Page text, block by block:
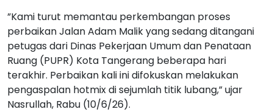
”Kami turut memantau perkembangan proses
perbaikan Jalan Adam Malik yang sedang ditangani
petugas dari Dinas Pekerjaan Umum dan Penataan
Ruang (PUPR) Kota Tangerang beberapa hari
terakhir. Perbaikan kali ini difokuskan melakukan
pengaspalan hotmix di sejumlah titik lubang,” ujar
Nasrullah, Rabu (10/6/26).